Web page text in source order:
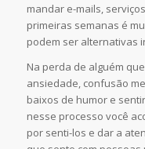
mandar e-mails,
primeiras semanas é
podem ser alternativas
Na perda de alguém
ansiedade, confusão
baixos de humor e
nesse processo você
por senti-los e dar a